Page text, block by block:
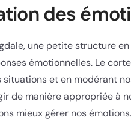
des
une petite structure en
émotionnelles. Le
et en modérant
de manière appropriée à
mieux gérer nos émotions.